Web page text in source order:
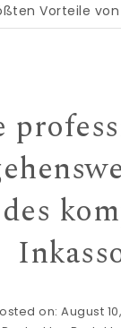
Vorteile von
on: August